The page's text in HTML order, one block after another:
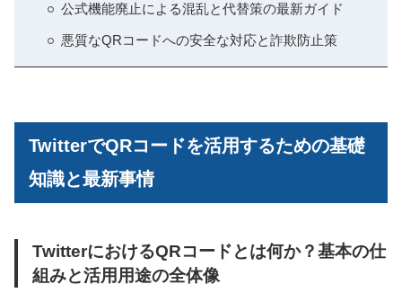
公式機能廃止による混乱と代替策の最新ガイド
悪質なQRコードへの安全な対応と詐欺防止策
TwitterでQRコードを活用するための基礎
知識と最新事情
TwitterにおけるQRコードとは何か？基本の仕
組みと活用用途の全体像